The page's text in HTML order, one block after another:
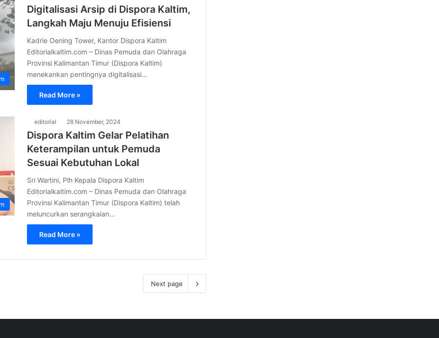
Digitalisasi Arsip di Dispora Kaltim,
Langkah Maju Menuju Efisiensi
Kadrie Oening Tower, Kantor Dispora Kaltim
Editorialkaltim.com – Dinas Pemuda dan Olahraga
Provinsi Kalimantan Timur (Dispora Kaltim)
menekankan pentingnya digitalisasi…
Read More »
editorial 28 November, 2024
Dispora Kaltim Gelar Pelatihan
Keterampilan untuk Pemuda
Sesuai Kebutuhan Lokal
Sri Wartini, Plh Kepala Dispora Kaltim
Editorialkaltim.com – Dinas Pemuda dan Olahraga
Provinsi Kalimantan Timur (Dispora Kaltim) telah
meluncurkan serangkaian…
Read More »
Next page